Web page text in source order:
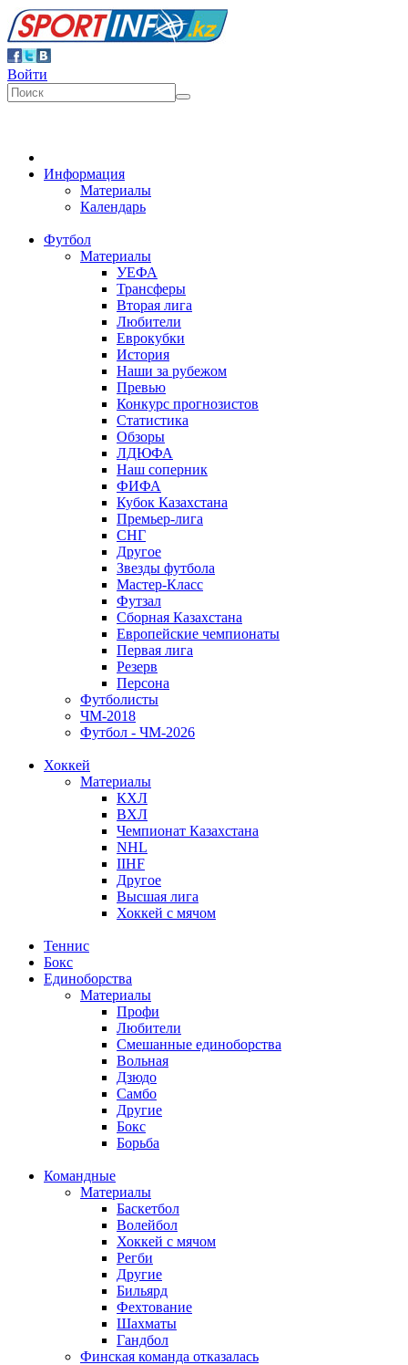
Войти
Информация
Материалы
Календарь
Футбол
Материалы
УЕФА
Трансферы
Вторая лига
Любители
Еврокубки
История
Наши за рубежом
Превью
Конкурс прогнозистов
Статистика
Обзоры
ЛДЮФА
Наш соперник
ФИФА
Кубок Казахстана
Премьер-лига
СНГ
Другое
Звезды футбола
Мастер-Класс
Футзал
Сборная Казахстана
Европейские чемпионаты
Первая лига
Резерв
Персона
Футболисты
ЧМ-2018
Футбол - ЧМ-2026
Хоккей
Материалы
КХЛ
ВХЛ
Чемпионат Казахстана
NHL
IIHF
Другое
Высшая лига
Хоккей с мячом
Теннис
Бокс
Единоборства
Материалы
Профи
Любители
Смешанные единоборства
Вольная
Дзюдо
Самбо
Другие
Бокс
Борьба
Командные
Материалы
Баскетбол
Волейбол
Хоккей с мячом
Регби
Другие
Бильярд
Фехтование
Шахматы
Гандбол
Финская команда отказалась